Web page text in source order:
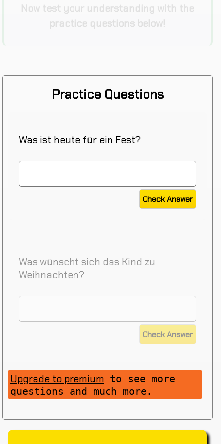
Now test your understanding with the
practice questions below!
Practice Questions
Was ist heute für ein Fest?
Was wünscht sich das Kind zu
Weihnachten?
Upgrade to premium to see more
questions and much more.